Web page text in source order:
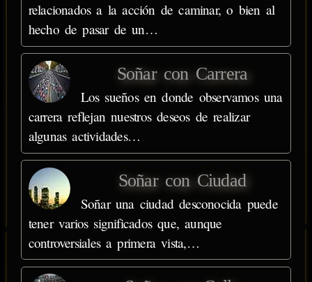
relacionados a la acción de caminar, o bien al
hecho de pasar de un…
Soñar con Carrera
Los sueños en donde observamos una
carrera reflejan nuestros deseos de realizar
algunas actividades…
Soñar con Ciudad
Soñar una ciudad desconocida puede
tener varios significados que, aunque
controversiales a primera vista,…